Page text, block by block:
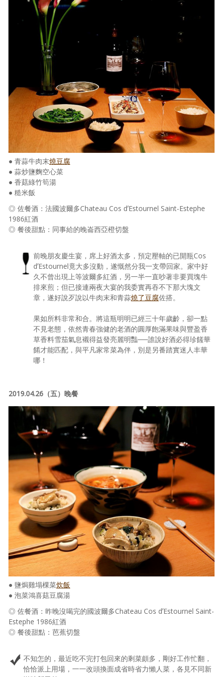
● 青蒜牛肉末燒豆腐
● 蒜炒鹽麴空心菜
● 香菇綠竹筍湯
● 糙米飯
◎ 佐餐酒：法國波爾多Chateau Cos dʼEstournel Saint-Estephe
1986紅酒
◎ 餐後甜點：同事給的晚崙西亞橙切盤
前晚朋友慶生宴，席上好酒太多，預定壓軸的已開瓶Cos
dʼEstournel竟大多沒動，遂慨然分我一支帶回家。家中好
久不曾出現上等波爾多紅酒，另一半一直吵著非要買塊牛
排來煎；但已接連兩夜大宴的我委實再吞不下那大塊文
章，遂好說歹說以牛肉末和青蒜燒了豆腐佐搭。
果如所料非常和合。將這瓶明明已經三十年歲齡，卻一點
不見老態，依然青春強健的老酒的圓厚飽滿果味與豐盈香
草香料雪茄氣息襯得益發亮麗明豔──誰說好酒必得珍饈華
餚才能匹配，與平凡家常菜為伴，別是另番踏實迷人丰華
哪！
2019.04.26（五）晚餐
● 鹽焗雞塌棵菜炊飯
● 泡菜鴻喜菇豆腐湯
◎ 佐餐酒：昨晚沒喝完的國波爾多Chateau Cos dʼEstournel Saint-
Estephe 1986紅酒
◎ 餐後甜點：芭蕉切盤
不知怎的，最近吃不完打包回來的剩菜頗多，剛好工作忙翻，
恰恰派上用場，一一改頭換面成省時省力懶人菜，各見不同新